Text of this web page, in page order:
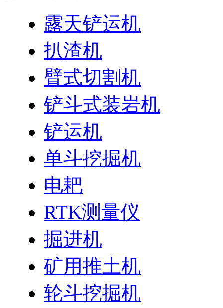
露天铲运机
扒渣机
臂式切割机
铲斗式装岩机
铲运机
单斗挖掘机
电耙
RTK测量仪
掘进机
矿用推土机
轮斗挖掘机